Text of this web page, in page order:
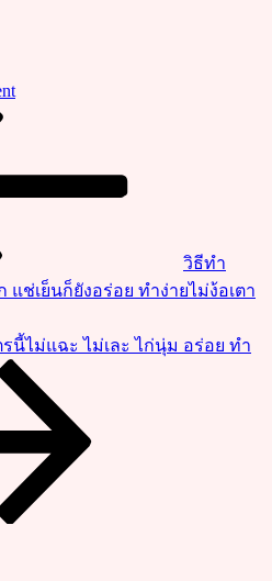
on
อร่อย
ทำ
กิน
ทำ
ขาย
วิธีทำ
ช่เย็นก็ยังอร่อย ทำง่ายไม่ง้อเตา
นี้ไม่แฉะ ไม่เละ ไก่นุ่ม อร่อย ทำ